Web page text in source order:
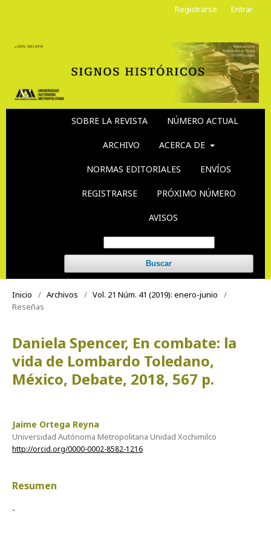
SOBRE LA REVISTA NÚMERO ACTUAL
ARCHIVO ACERCA DE
NORMAS EDITORIALES ENVÍOS
REGISTRARSE PRÓXIMO NÚMERO
AVISOS
Buscar
Registrarse Entrar
Inicio / Archivos / Vol. 21 Núm. 41 (2019): enero-junio
/
Reseñas
Daniela Spencer, En combate: la
vida de Lombardo Toledano,
México, Debate, 2018, 567 p.
Jaime Ortega Reyna
Universidad Autónoma Metropolitana Unidad Xochimilco
http://orcid.org/0000-0002-8582-1216
Resumen
-